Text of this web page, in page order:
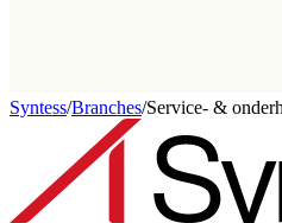
Syntess/Branches/Service- &